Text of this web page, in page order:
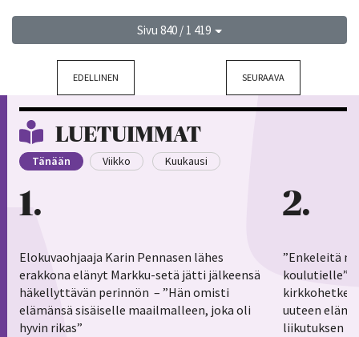
Sivu 840 / 1 419
EDELLINEN SEURAAVA
LUETUIMMAT
Tänään Viikko Kuukausi
1
Elokuvaohjaaja Karin Pennasen lähes
erakkona elänyt Markku-setä jätti jälkeensä
häkellyttävän perinnön – ”Hän omisti
elämänsä sisäiselle maailmalleen, joka oli
hyvin rikas”
2
”Enkeleitä
koulutielle”–
uuteen
liikutuksen